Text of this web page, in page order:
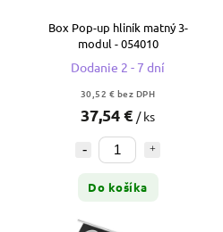
Box Pop-up hliník matný 3-
modul - 054010
Dodanie 2 - 7 dní
30,52 € bez DPH
37,54 € / ks
Do košíka